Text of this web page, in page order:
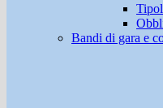
Bandi di gara e